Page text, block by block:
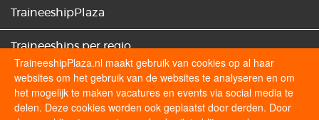
TraineeshipPlaza
Traineeships per regio
Traineeships categorieën
Sollicitatietips
TraineeshipPlaza.nl maakt gebruik van cookies op al haar
websites om het gebruik van de websites te analyseren en om
het mogelijk te maken vacatures en events via social media te
delen. Deze cookies worden ook geplaatst door derden. Door